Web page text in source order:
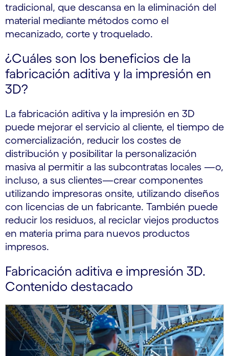
tradicional, que descansa en la eliminación del
material mediante métodos como el
mecanizado, corte y troquelado.
¿Cuáles son los beneficios de la
fabricación aditiva y la impresión en
3D?
La fabricación aditiva y la impresión en 3D
puede mejorar el servicio al cliente, el tiempo de
comercialización, reducir los costes de
distribución y posibilitar la personalización
masiva al permitir a las subcontratas locales —o,
incluso, a sus clientes—crear componentes
utilizando impresoras onsite, utilizando diseños
con licencias de un fabricante. También puede
reducir los residuos, al reciclar viejos productos
en materia prima para nuevos productos
impresos.
Fabricación aditiva e impresión 3D.
Contenido destacado